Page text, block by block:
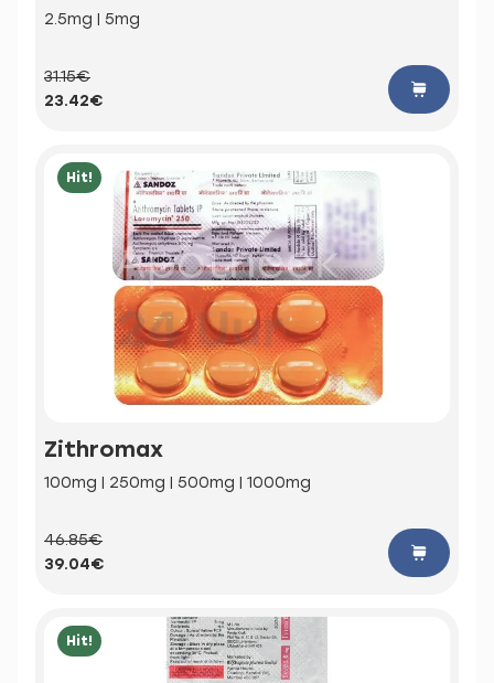
2.5mg | 5mg
31.15€
23.42€
Hit!
Zithromax
100mg | 250mg | 500mg | 1000mg
46.85€
39.04€
Hit!